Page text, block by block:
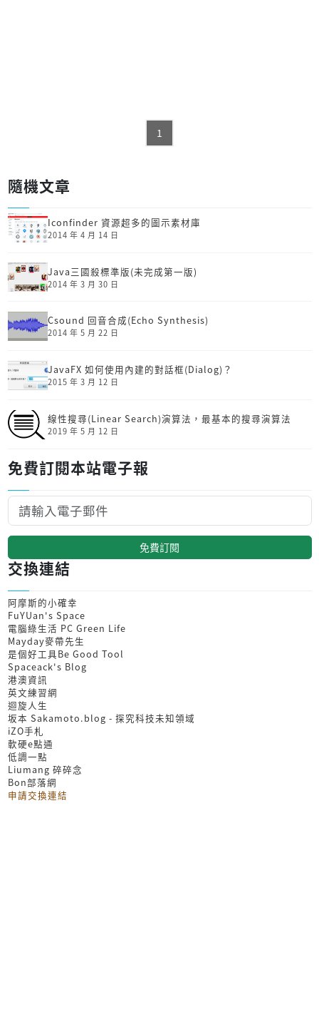
1
隨機文章
Iconfinder 資源超多的圖示素材庫
2014 年 4 月 14 日
Java三國殺標準版(未完成第一版)
2014 年 3 月 30 日
Csound 回音合成(Echo Synthesis)
2014 年 5 月 22 日
JavaFX 如何使用內建的對話框(Dialog)？
2015 年 3 月 12 日
線性搜尋(Linear Search)演算法，最基本的搜尋演算法
2019 年 5 月 12 日
免費訂閱本站電子報
免費訂閱
交換連結
阿摩斯的小確幸
FuYUan's Space
電腦綠生活 PC Green Life
Mayday麥帶先生
是個好工具Be Good Tool
Spaceack's Blog
港澳資訊
英文練習網
迴旋人生
坂本 Sakamoto.blog - 探究科技未知領域
iZO手札
軟硬e點通
低調一點
Liumang 碎碎念
Bon部落網
申請交換連結